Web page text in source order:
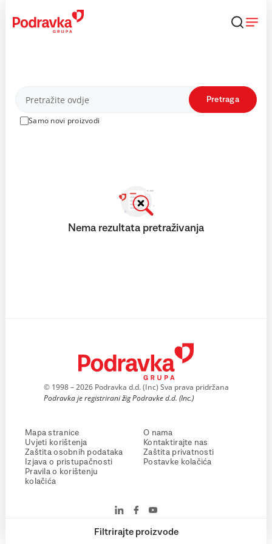
content
Proizvodi
Samo novi proizvodi
Pretraga
Filtrirajte proizvode
Nema rezultata pretraživanja
© 1998 – 2026 Podravka d.d. (Inc) Sva prava pridržana
Podravka je registrirani žig Podravke d.d. (Inc.)
Mapa stranice
Uvjeti korištenja
Zaštita osobnih podataka
Izjava o pristupačnosti
Pravila o korištenju
kolačića
O nama
Kontaktirajte nas
Zaštita privatnosti
Postavke kolačića